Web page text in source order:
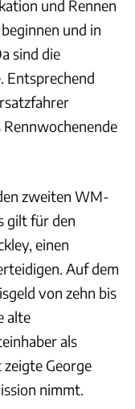
und Rennen
und in
sind die
Entsprechend
Rennwochenende
zweiten WM-
gilt für den
einen
Auf dem
von zehn bis
alte
als
George
nimmt.